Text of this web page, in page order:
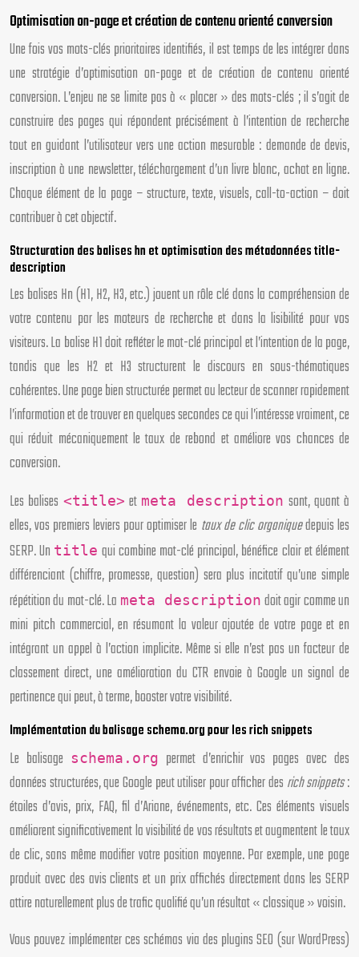
Optimisation on-page et création de contenu orienté conversion
Une fois vos mots-clés prioritaires identifiés, il est temps de les intégrer dans
une stratégie d’optimisation on-page et de création de contenu orienté
conversion. L’enjeu ne se limite pas à « placer » des mots-clés ; il s’agit de
construire des pages qui répondent précisément à l’intention de recherche
tout en guidant l’utilisateur vers une action mesurable : demande de devis,
inscription à une newsletter, téléchargement d’un livre blanc, achat en ligne.
Chaque élément de la page – structure, texte, visuels, call-to-action – doit
contribuer à cet objectif.
Structuration des balises hn et optimisation des métadonnées title-
description
Les balises Hn (H1, H2, H3, etc.) jouent un rôle clé dans la compréhension de
votre contenu par les moteurs de recherche et dans la lisibilité pour vos
visiteurs. La balise H1 doit refléter le mot-clé principal et l’intention de la page,
tandis que les H2 et H3 structurent le discours en sous-thématiques
cohérentes. Une page bien structurée permet au lecteur de scanner rapidement
l’information et de trouver en quelques secondes ce qui l’intéresse vraiment, ce
qui réduit mécaniquement le taux de rebond et améliore vos chances de
conversion.
Les balises <title> et meta description sont, quant à
elles, vos premiers leviers pour optimiser le taux de clic organiquedepuis les
SERP. Un title qui combine mot-clé principal, bénéfice clair et élément
différenciant (chiffre, promesse, question) sera plus incitatif qu’une simple
répétition du mot-clé. La meta description doit agir comme un
mini pitch commercial, en résumant la valeur ajoutée de votre page et en
intégrant un appel à l’action implicite. Même si elle n’est pas un facteur de
classement direct, une amélioration du CTR envoie à Google un signal de
pertinence qui peut, à terme, booster votre visibilité.
Implémentation du balisage schema.org pour les rich snippets
Le balisage schema.org permet d’enrichir vos pages avec des
données structurées, que Google peut utiliser pour afficher des rich snippets:
étoiles d’avis, prix, FAQ, fil d’Ariane, événements, etc. Ces éléments visuels
améliorent significativement la visibilité de vos résultats et augmentent le taux
de clic, sans même modifier votre position moyenne. Par exemple, une page
produit avec des avis clients et un prix affichés directement dans les SERP
attire naturellement plus de trafic qualifié qu’un résultat « classique » voisin.
Vous pouvez implémenter ces schémas via des plugins SEO (sur WordPress)